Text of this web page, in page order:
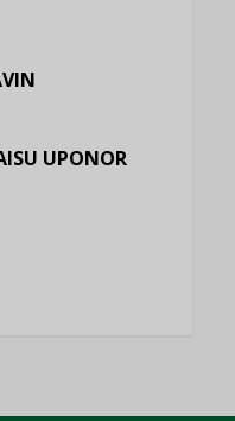
UPONOR